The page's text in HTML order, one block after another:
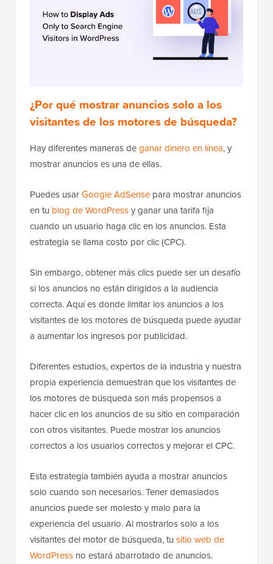
¿Por qué mostrar anuncios solo a los
visitantes de los motores de búsqueda?
Hay diferentes maneras deganar dinero en línea, y
mostrar anuncios es una de ellas.
Puedes usarGoogle AdSense para mostrar anuncios
en tu blog de WordPressy ganar una tarifa fija
cuando un usuario haga clic en los anuncios. Esta
estrategia se llama costo por clic (CPC).
Sin embargo, obtener más clics puede ser un desafío
si los anuncios no están dirigidos a la audiencia
correcta. Aquí es donde limitar los anuncios a los
visitantes de los motores de búsqueda puede ayudar
a aumentar los ingresos por publicidad.
Diferentes estudios, expertos de la industria y nuestra
propia experiencia demuestran que los visitantes de
los motores de búsqueda son más propensos a
hacer clic en los anuncios de su sitio en comparación
con otros visitantes. Puede mostrar los anuncios
correctos a los usuarios correctos y mejorar el CPC.
Esta estrategia también ayuda a mostrar anuncios
solo cuando son necesarios. Tener demasiados
anuncios puede ser molesto y malo para la
experiencia del usuario. Al mostrarlos solo a los
visitantes del motor de búsqueda, tu sitio web de
WordPress no estará abarrotado de anuncios.